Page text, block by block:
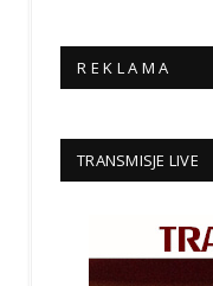
R E K L A M A
TRANSMISJE LIVE